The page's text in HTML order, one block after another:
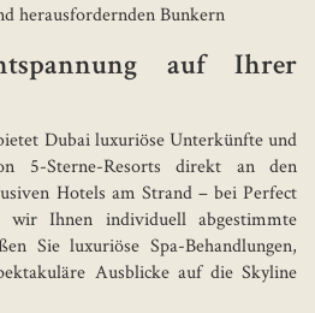
herausfordernden Bunkern
auf Ihrer
Dubai luxuriöse Unterkünfte und
5-Sterne-Resorts direkt an den
Hotels am Strand – bei Perfect
wir Ihnen individuell abgestimmte
Sie luxuriöse Spa-Behandlungen,
Ausblicke auf die Skyline